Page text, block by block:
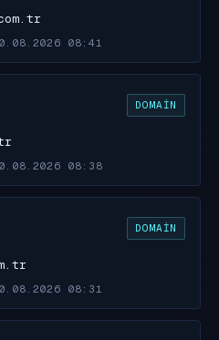
08:41
DOMAIN
08:38
DOMAIN
08:31